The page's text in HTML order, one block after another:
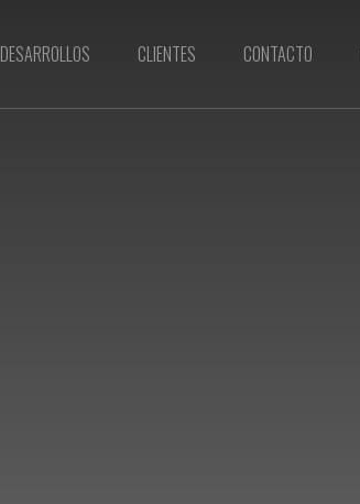
DESARROLLOS CLIENTES CONTACTO